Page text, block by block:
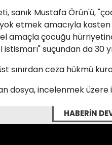
sanık Mustafa Örün'ü,
etmek amacıyla kasten
amaçla çocuğu
suçundan da 30
sınırdan ceza hükmü
dosya, incelenmek üzere
HABERİN